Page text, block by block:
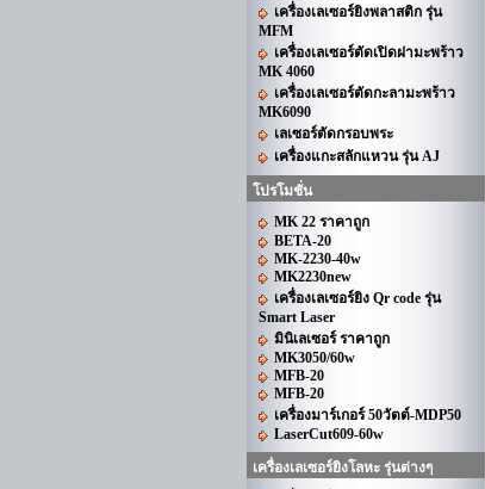
เครื่องเลเซอร์ยิงพลาสติก รุ่น
MFM
เครื่องเลเซอร์ตัดเปิดฝามะพร้าว
MK 4060
เครื่องเลเซอร์ตัดกะลามะพร้าว
MK6090
เลเซอร์ตัดกรอบพระ
เครื่องแกะสลักแหวน รุ่น AJ
โปรโมชั่น
MK 22 ราคาถูก
BETA-20
MK-2230-40w
MK2230new
เครื่องเลเซอร์ยิง Qr code รุ่น
Smart Laser
มินิเลเซอร์ ราคาถูก
MK3050/60w
MFB-20
MFB-20
เครื่องมาร์เกอร์ 50วัตต์-MDP50
LaserCut609-60w
เครื่องเลเซอร์ยิงโลหะ รุ่นต่างๆ